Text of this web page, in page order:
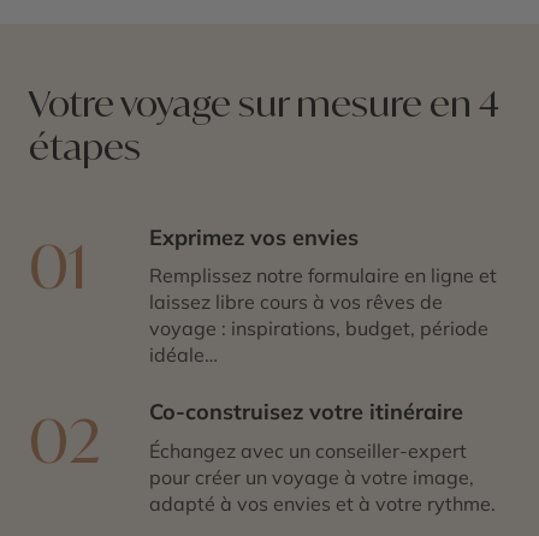
Votre voyage sur mesure en 4
étapes
01 Exprimez vos envies
Remplissez notre formulaire en ligne et
laissez libre cours à vos rêves de
voyage : inspirations, budget, période
idéale…
02 Co-construisez votre itinéraire
Échangez avec un conseiller-expert
pour créer un voyage à votre image,
adapté à vos envies et à votre rythme.